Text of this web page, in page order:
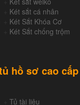
Két sắt cá nhân
Két Sắt Khóa Cơ
Két Sắt chống trộm
hồ sơ cao cấp
Tủ tài liệu